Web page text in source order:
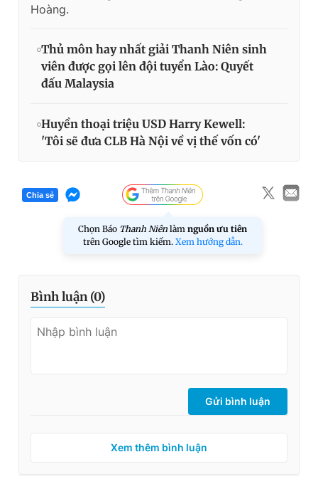
Hoàng.
Thủ môn hay nhất giải Thanh Niên sinh
viên được gọi lên đội tuyển Lào: Quyết
đấu Malaysia
Huyền thoại triệu USD Harry Kewell:
'Tôi sẽ đưa CLB Hà Nội về vị thế vốn có'
Chia sẻ
Chọn Báo Thanh Niên làm nguồn ưu tiên
trên Google tìm kiếm. Xem hướng dẫn.
Bình luận (0)
Gửi bình luận
Xem thêm bình luận